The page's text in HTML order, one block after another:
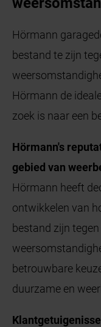
Hörmann
bestand te zijn
Hörmann de
zoek is naar een
Hörmann's
gebied van
Hörmann heeft
ontwikkelen van
bestand zijn
betrouwbare
duurzame en